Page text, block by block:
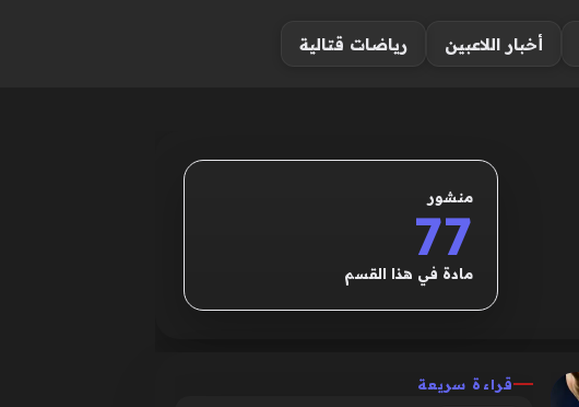
أخبار اللاعبين رياضات قتالية
منشور
77
مادة في هذا القسم
قراءة سريعة